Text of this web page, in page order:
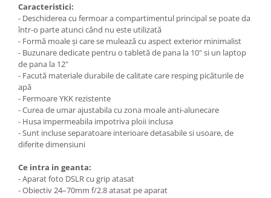
Caracteristici:
- Deschiderea cu fermoar a compartimentul principal se poate da
într-o parte atunci când nu este utilizată
- Formă moale și care se mulează cu aspect exterior minimalist
- Buzunare dedicate pentru o tabletă de pana la 10" si un laptop
de pana la 12"
- Facută materiale durabile de calitate care resping picăturile de
apă
- Fermoare YKK rezistente
- Curea de umar ajustabila cu zona moale anti-alunecare
- Husa impermeabila impotriva ploii inclusa
- Sunt incluse separatoare interioare detasabile si usoare, de
diferite dimensiuni
Ce intra in geanta:
- Aparat foto DSLR cu grip atasat
- Obiectiv 24–70mm f/2.8 atasat pe aparat